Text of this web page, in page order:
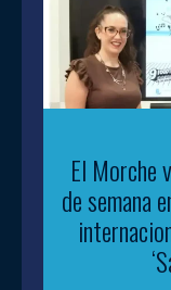
El Morche
de semana